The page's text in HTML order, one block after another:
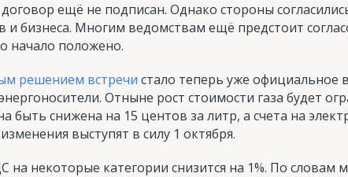
ещё не подписан. Однако стороны
и бизнеса. Многим ведомствам ещё предстоит
начало положено.
решением встречи стало теперь уже официальное
Отныне рост стоимости газа будет
быть снижена на 15 центов за литр, а счета на
выступят в силу 1 октября.
на некоторые категории снизится на 1%. По словам